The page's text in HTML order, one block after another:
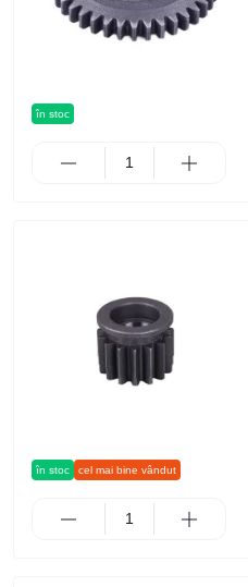
în stoc
în stoc cel mai bine vândut